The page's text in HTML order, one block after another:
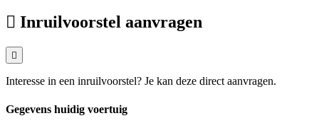
Inruilvoorstel aanvragen
Interesse in een inruilvoorstel? Je kan deze direct aanvragen.
Gegevens huidig voertuig